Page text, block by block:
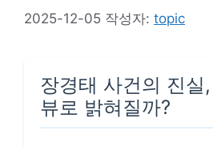
2025-12-05 작성자: topic
장경태 사건의 진실
뷰로 밝혀질까?